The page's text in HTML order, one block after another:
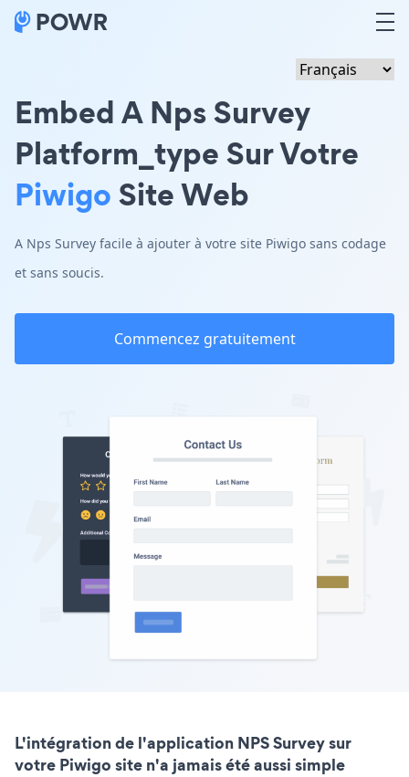
Embed A Nps Survey
Platform_type Sur Votre
PiwigoSite Web
A Nps Survey facile à ajouter à votre site Piwigo sans codage
et sans soucis.
Commencez gratuitement
L'intégration de l'application NPS Survey sur
votre Piwigo site n'a jamais été aussi simple